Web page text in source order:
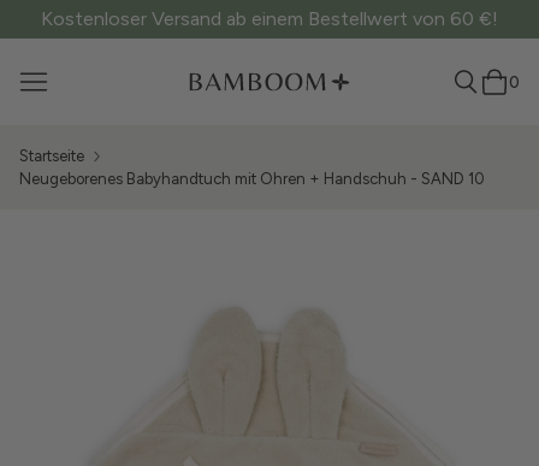
Kostenloser Versand ab einem Bestellwert von 60 €!
0
Startseite
Neugeborenes Babyhandtuch mit Ohren + Handschuh - SAND 10